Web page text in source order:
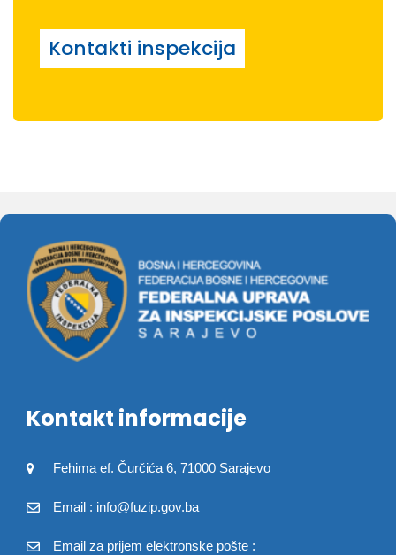
Kontakti inspekcija
Kontakt informacije
Fehima ef. Čurčića 6, 71000 Sarajevo
Email : info@fuzip.gov.ba
Email za prijem elektronske pošte :